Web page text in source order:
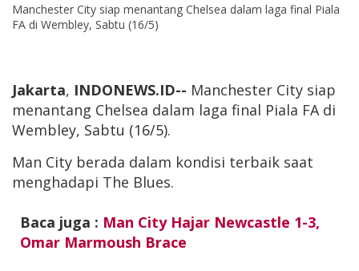
Manchester City siap menantang Chelsea dalam laga final Piala
FA di Wembley, Sabtu (16/5)
Jakarta, INDONEWS.ID-- Manchester City siap
menantang Chelsea dalam laga final Piala FA di
Wembley, Sabtu (16/5).
Man City berada dalam kondisi terbaik saat
menghadapi The Blues.
Baca juga : Man City Hajar Newcastle 1-3,
Omar Marmoush Brace